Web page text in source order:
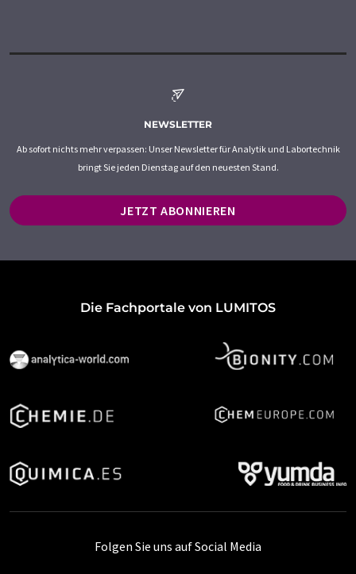
NEWSLETTER
Ab sofort nichts mehr verpassen: Unser Newsletter für Analytik und Labortechnik
bringt Sie jeden Dienstag auf den neuesten Stand.
JETZT ABONNIEREN
Die Fachportale von LUMITOS
Folgen Sie uns auf Social Media